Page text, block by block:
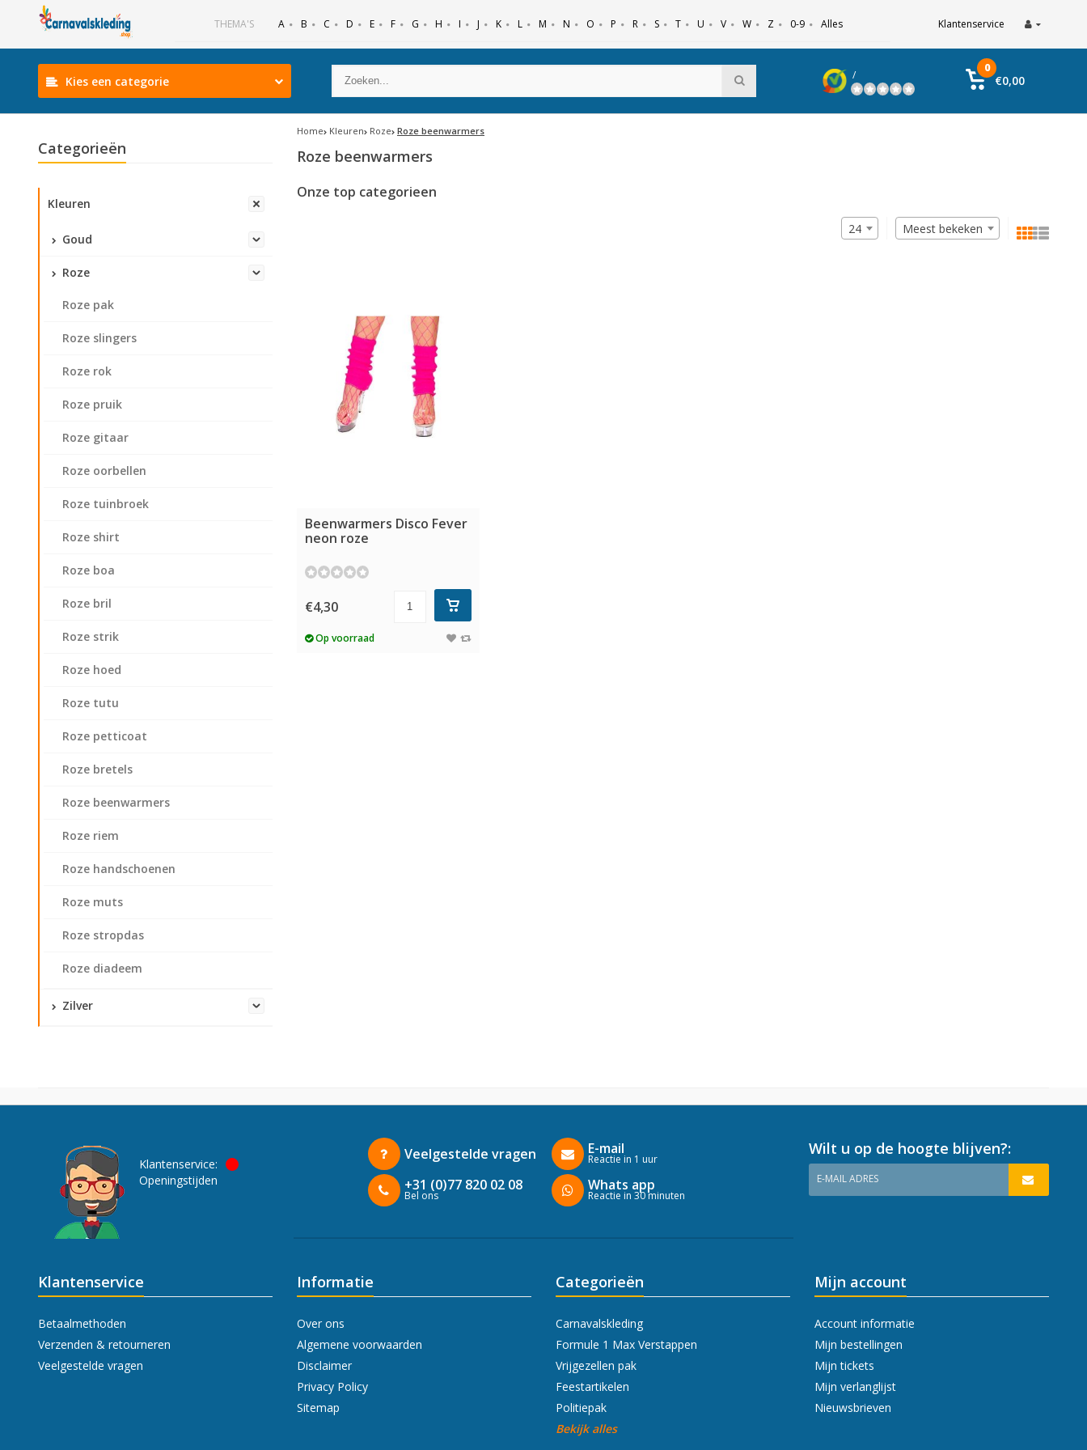
THEMA'S A B C D E F G H I J K L M N O P R S T U V W Z 0-9 Alles Klantenservice
Kies een categorie /
0
€0,00
Categorieën
Kleuren
Goud
Roze
Roze pak
Roze slingers
Roze rok
Roze pruik
Roze gitaar
Roze oorbellen
Roze tuinbroek
Roze shirt
Roze boa
Roze bril
Roze strik
Roze hoed
Roze tutu
Roze petticoat
Roze bretels
Roze beenwarmers
Roze riem
Roze handschoenen
Roze muts
Roze stropdas
Roze diadeem
Zilver
Home Kleuren Roze Roze beenwarmers
Roze beenwarmers
Onze top categorieen
Meest bekeken
24
Beenwarmers Disco Fever
neon roze
€4,30
Op voorraad
Klantenservice:
Openingstijden
Veelgestelde vragen
+31 (0)77 820 02 08
Bel ons
E-mail
Reactie in 1 uur
Whats app
Reactie in 30 minuten
Wilt u op de hoogte blijven?:
E-MAIL ADRES
Klantenservice
Betaalmethoden
Verzenden & retourneren
Veelgestelde vragen
Informatie
Over ons
Algemene voorwaarden
Disclaimer
Privacy Policy
Sitemap
Categorieën
Carnavalskleding
Formule 1 Max Verstappen
Vrijgezellen pak
Feestartikelen
Politiepak
Bekijk alles
Mijn account
Account informatie
Mijn bestellingen
Mijn tickets
Mijn verlanglijst
Nieuwsbrieven